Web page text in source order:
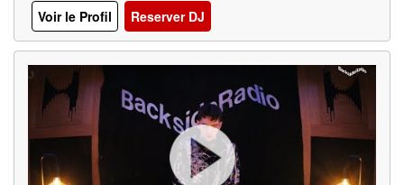
Voir le Profil
Reserver DJ